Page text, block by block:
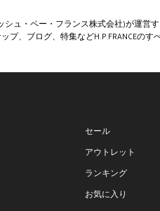
ッシュ・ペー・フランス株式会社)が運営
プ、ブログ、特集などH.P.FRANCEのす
セール
アウトレット
ランキング
お気に入り